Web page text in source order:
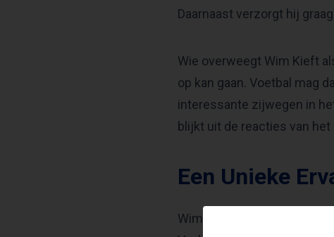
Daarnaast verzorgt hij
Wie overweegt Wim Kieft
op kan gaan. Voetbal mag
interessante zijwegen in
blijkt uit de reacties van het
Een Unieke
Wim Kieft kan ook geboekt